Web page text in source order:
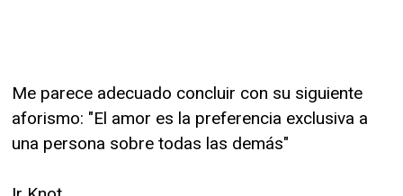
Me parece adecuado concluir con su siguiente
aforismo: "El amor es la preferencia exclusiva a
una persona sobre todas las demás"